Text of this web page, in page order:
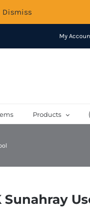
My
Products
Dismiss